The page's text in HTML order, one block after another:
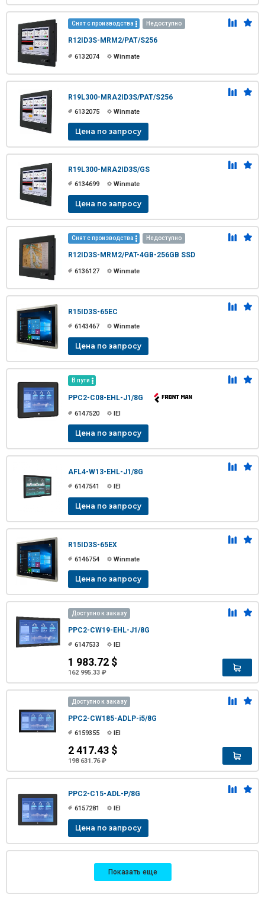
Снят с производства Недоступно
R12ID3S-MRM2/PAT/S256
6132074 Winmate
R19L300-MRA2ID3S/PAT/S256
6132075 Winmate
Цена по запросу
R19L300-MRA2ID3S/GS
6134699 Winmate
Цена по запросу
Снят с производства Недоступно
R12ID3S-MRM2/PAT-4GB-256GB SSD
6136127 Winmate
R15ID3S-65EC
6143467 Winmate
Цена по запросу
В пути
PPC2-C08-EHL-J1/8G
6147520 IEI
Цена по запросу
AFL4-W13-EHL-J1/8G
6147541 IEI
Цена по запросу
R15ID3S-65EX
6146754 Winmate
Цена по запросу
Доступно к заказу
PPC2-CW19-EHL-J1/8G
6147533 IEI
1 983.72 $
162 995.33 ₽
Доступно к заказу
PPC2-CW185-ADLP-i5/8G
6159355 IEI
2 417.43 $
198 631.76 ₽
PPC2-C15-ADL-P/8G
6157281 IEI
Цена по запросу
Показать еще